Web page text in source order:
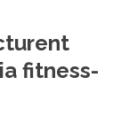
fitness-